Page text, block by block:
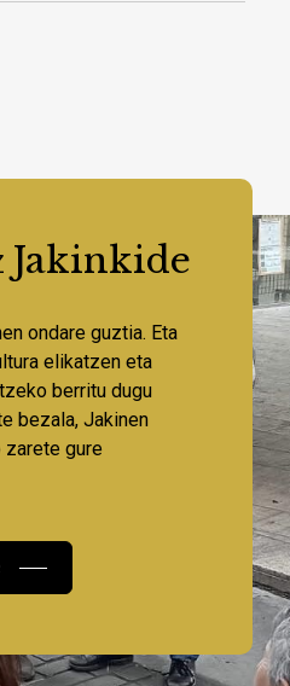
Jakinkide
ondare guztia. Eta
elikatzen eta
berritu dugu
bezala, Jakinen
zarete gure